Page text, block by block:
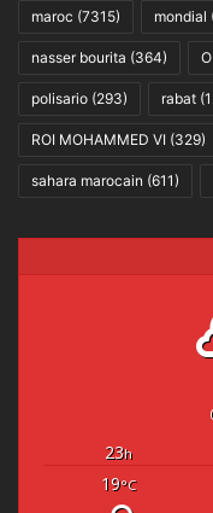
maroc (7315) mondial
nasser bourita (364)
polisario (293) rabat
ROI MOHAMMED VI (329)
sahara marocain (611)
23h
19°C